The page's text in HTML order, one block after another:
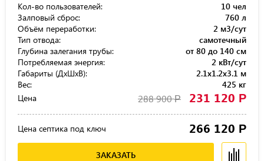
Кол-во пользователей:
10 чел
Залповый сброс:
760 л
Объём переработки:
2 м3/сут
Тип отвода:
самотечный
Глубина залегания трубы:
от 80 до 140 см
Потребляемая энергия:
2 кВт/сут
Габариты (ДхШхВ):
2.1x1.2x3.1 м
Вес:
425 кг
Цена
288 900Р 231 120 Р
Цена септика под ключ 266 120 Р
ЗАКАЗАТЬ